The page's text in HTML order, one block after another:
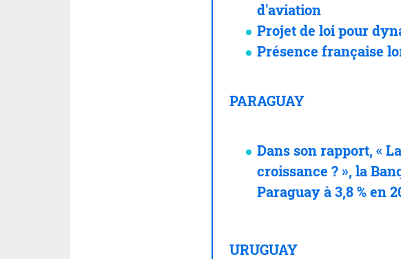
d'aviation
Projet de loi pour
Présence française
PARAGUAY
Dans son rapport, «
croissance ?», la
Paraguayà3,8 % en
URUGUAY